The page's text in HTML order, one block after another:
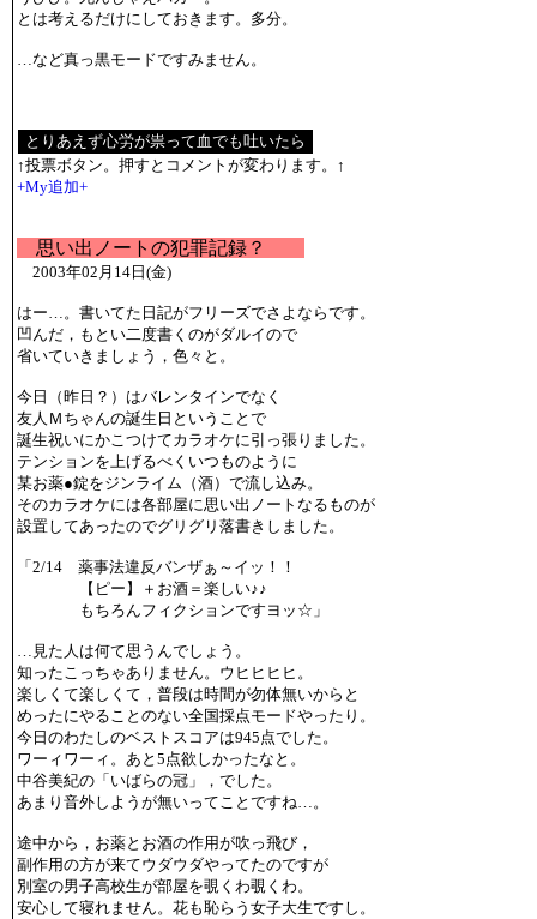
とは考えるだけにしておきます。多分。
…など真っ黒モードですみません。
↑投票ボタン。押すとコメントが変わります。↑
+My追加+
思い出ノートの犯罪記録？
2003年02月14日(金)
はー…。書いてた日記がフリーズでさよならです。
凹んだ，もとい二度書くのがダルイので
省いていきましょう，色々と。
今日（昨日？）はバレンタインでなく
友人Ｍちゃんの誕生日ということで
誕生祝いにかこつけてカラオケに引っ張りました。
テンションを上げるべくいつものように
某お薬●錠をジンライム（酒）で流し込み。
そのカラオケには各部屋に思い出ノートなるものが
設置してあったのでグリグリ落書きしました。
「2/14 薬事法違反バンザぁ～イッ！！
【ピー】＋お酒＝楽しい♪♪
もちろんフィクションですヨッ☆」
…見た人は何て思うんでしょう。
知ったこっちゃありません。ウヒヒヒヒ。
楽しくて楽しくて，普段は時間が勿体無いからと
めったにやることのない全国採点モードやったり。
今日のわたしのベストスコアは945点でした。
ワーィワーィ。あと5点欲しかったなと。
中谷美紀の「いばらの冠」，でした。
あまり音外しようが無いってことですね…。
途中から，お薬とお酒の作用が吹っ飛び，
副作用の方が来てウダウダやってたのですが
別室の男子高校生が部屋を覗くわ覗くわ。
安心して寝れません。花も恥らう女子大生ですし。